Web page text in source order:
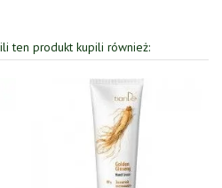
ten produkt kupili również: